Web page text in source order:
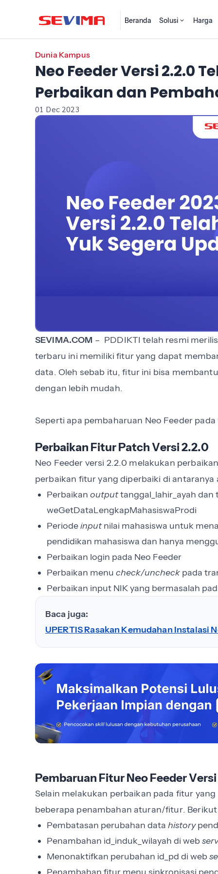
Beranda Solusi Harga
Dunia Kampus
Neo Feeder Versi 2.2.0
Perbaikan dan
01 Dec 2023
SEVIMA.COM – PDDIKTI telah resmi
terbaru ini memiliki fitur yang dapat
data. Oleh sebab itu, fitur ini bisa
dengan lebih mudah.
Seperti apa pembaharuan Neo Feeder
Perbaikan Fitur Patch Versi 2.2.0
Neo Feeder versi 2.2.0 melakukan
perbaikan fitur yang diperbaiki di antaranya
Perbaikan outputtanggal_lahir_ayah dan
weGetDataLengkapMahasiswaProdi
Periodeinputnilai mahasiswa untuk
pendidikan mahasiswa dan hanya
Perbaikan login pada Neo Feeder
Perbaikan menu check/uncheck pada
Perbaikan input NIK yang bermasalah
Baca juga:
UPERTIS Rasakan Kemudahan Instalasi
Pembaruan Fitur Neo Feeder
Selain melakukan perbaikan pada fitur
beberapa penambahan aturan/fitur.
Pembatasan perubahan data history
Penambahan id_induk_wilayah di web
Menonaktifkan perubahan id_pd di web